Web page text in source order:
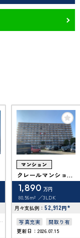
マンション
クレールマンショ
ン/プレステージマ
ンションクレール
1,890 万円
80.56m²
3LDK
月々支払例： 52,912円*
写真充実
間取り有
更新日：2026.07.15